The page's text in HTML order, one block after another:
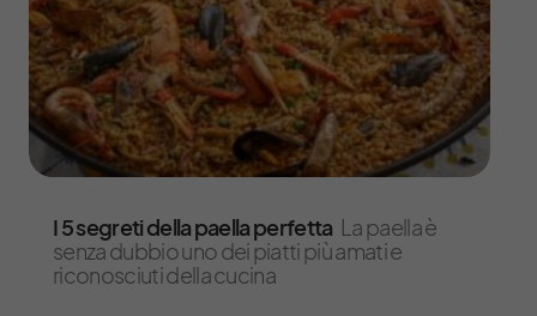
I 5 segreti della paella perfetta La paella è
senza dubbio uno dei piatti più amati e
riconosciuti della cucina